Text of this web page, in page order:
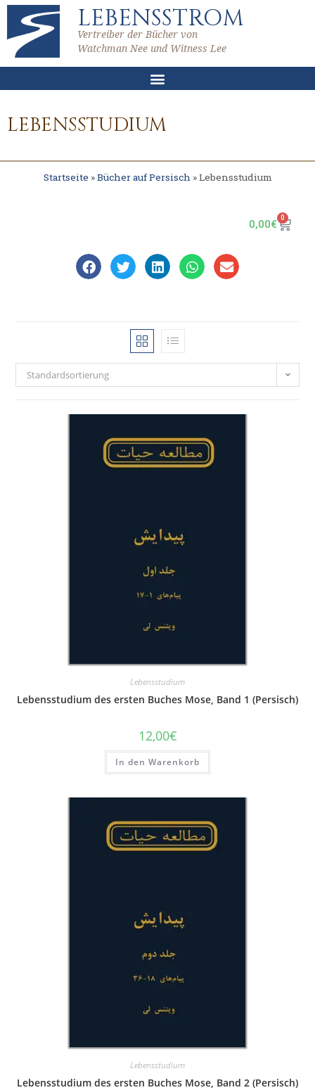
LEBENSSTROM
Vertreiber der Bücher von
Watchman Nee und Witness Lee
LEBENSSTUDIUM
Startseite »Bücher auf Persisch»Lebensstudium
0,00€ 0
Standardsortierung
Lebensstudium
Lebensstudium des ersten Buches Mose, Band 1 (Persisch)
12,00€
In den Warenkorb
Lebensstudium
Lebensstudium des ersten Buches Mose, Band 2 (Persisch)